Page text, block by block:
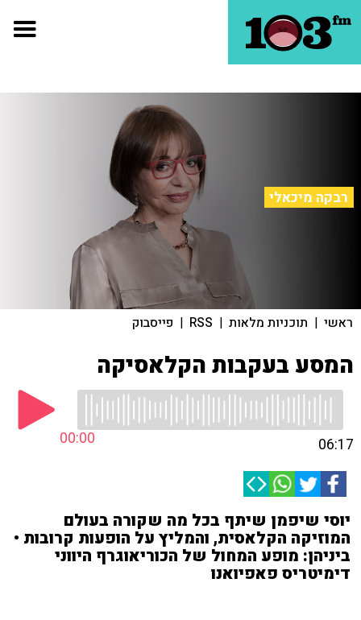
רבקה מיכאלי
ראשי | תוכניות מלאות |
RSS
| פייסבוק
המסע בעקבות הקלאסיקה
00:00 06:17
יוסי שיפמן שיתף בכל מה שקורה בעולם
המוזיקה הקלאסית, והמליץ על הופעות קרובות •
ביניהן: מופע המחול של הכוריאוגרף היווני
דימיטריס פאפיואנו